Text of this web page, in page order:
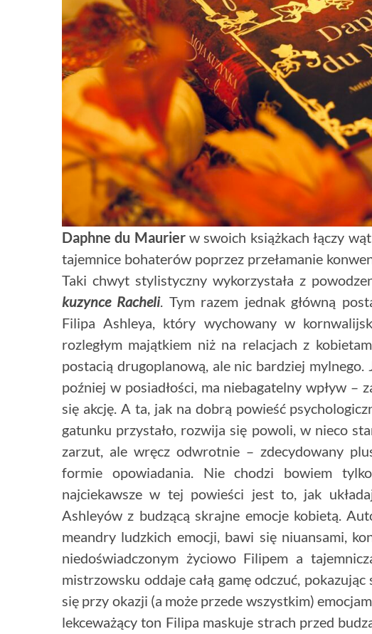
Daphne du Maurierw swoich książkach łączy
tajemnice bohaterów poprzez przełamanie
Taki chwyt stylistyczny wykorzystała z
kuzynce Racheli. Tym razem jednak główną
Filipa Ashleya, który wychowany w
rozległym majątkiem niż na relacjach z
postacią drugoplanową, ale nic bardziej
poźniej w posiadłości, ma niebagatelny wpływ –
się akcję. A ta, jak na dobrą powieść
gatunku przystało, rozwija się powoli, w nieco
zarzut, ale wręcz odwrotnie – zdecydowany
formie opowiadania. Nie chodzi bowiem
najciekawsze w tej powieści jest to, jak
Ashleyów z budzącą skrajne emocje kobietą.
meandry ludzkich emocji, bawi się niuansami,
niedoświadczonym życiowo Filipem a
mistrzowsku oddaje całą gamę odczuć,
się przy okazji (a może przede wszystkim)
lekceważący ton Filipa maskuje strach przed